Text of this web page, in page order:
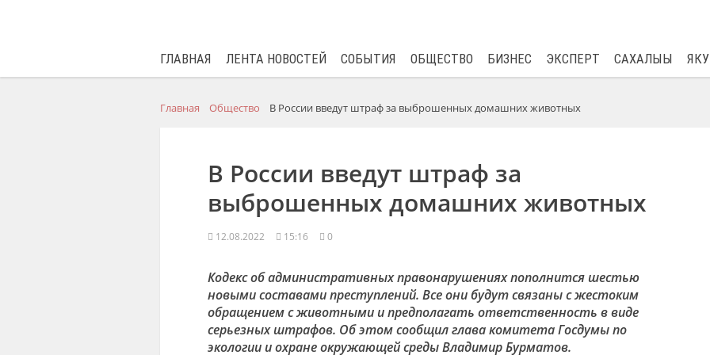
ГЛАВНАЯ ЛЕНТА НОВОСТЕЙ СОБЫТИЯ ОБЩЕСТВО БИЗНЕС ЭКСПЕРТ САХАЛЫЫ
Главная Общество В России введут штраф за выброшенных домашних животных
В России введут штраф за
выброшенных домашних животных
12.08.2022 15:16 0
Кодекс об административных правонарушениях пополнится шестью
новыми составами преступлений. Все они будут связаны с жестоким
обращением с животными и предполагать ответственность в виде
серьезных штрафов. Об этом сообщил глава комитета Госдумы по
экологии и охране окружающей среды Владимир Бурматов.